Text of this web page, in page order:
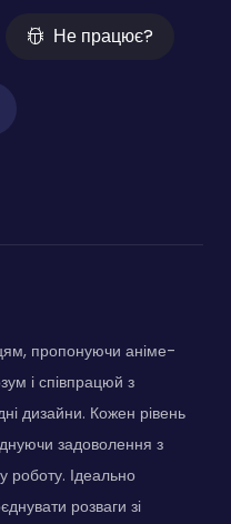
Не працює?
пропонуючи аніме-
і співпрацюй з
дизайни. Кожен рівень
задоволення з
роботу. Ідеально
розваги зі